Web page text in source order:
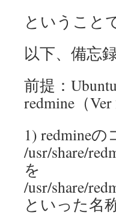
ということ
以下、備忘
前提：
redmine（
1) redmineの
/usr/share/
を
/usr/share/
といった名